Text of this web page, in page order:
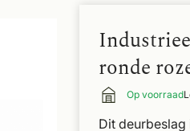
ronde
Op voorraad
Dit